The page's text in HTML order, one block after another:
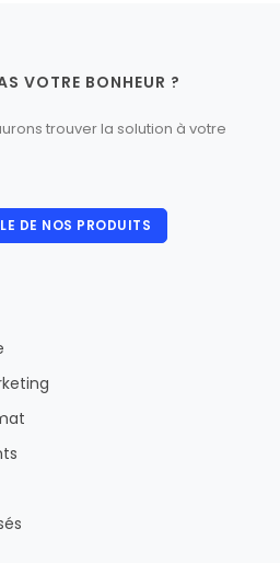
VOTRE BONHEUR ?
trouver la solution à votre
DE NOS PRODUITS